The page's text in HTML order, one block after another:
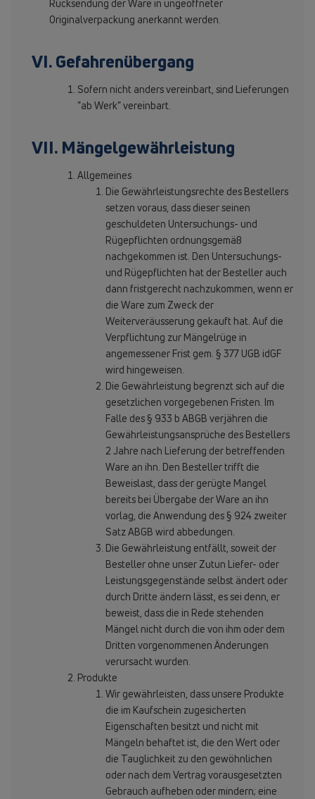
Rücksendung der Ware in ungeöffneter
Originalverpackung anerkannt werden.
VI. Gefahrenübergang
Sofern nicht anders vereinbart, sind Lieferungen
"ab Werk" vereinbart.
VII. Mängelgewährleistung
Allgemeines
Die Gewährleistungsrechte des Bestellers
setzen voraus, dass dieser seinen
geschuldeten Untersuchungs- und
Rügepflichten ordnungsgemäß
nachgekommen ist. Den Untersuchungs-
und Rügepflichten hat der Besteller auch
dann fristgerecht nachzukommen, wenn er
die Ware zum Zweck der
Weiterveräusserung gekauft hat. Auf die
Verpflichtung zur Mängelrüge in
angemessener Frist gem. § 377 UGB idGF
wird hingeweisen.
Die Gewährleistung begrenzt sich auf die
gesetzlichen vorgegebenen Fristen. Im
Falle des § 933 b ABGB verjähren die
Gewährleistungsansprüche des Bestellers
2 Jahre nach Lieferung der betreffenden
Ware an ihn. Den Besteller trifft die
Beweislast, dass der gerügte Mangel
bereits bei Übergabe der Ware an ihn
vorlag, die Anwendung des § 924 zweiter
Satz ABGB wird abbedungen.
Die Gewährleistung entfällt, soweit der
Besteller ohne unser Zutun Liefer- oder
Leistungsgegenstände selbst ändert oder
durch Dritte ändern lässt, es sei denn, er
beweist, dass die in Rede stehenden
Mängel nicht durch die von ihm oder dem
Dritten vorgenommenen Änderungen
verursacht wurden.
Produkte
Wir gewährleisten, dass unsere Produkte
die im Kaufschein zugesicherten
Eigenschaften besitzt und nicht mit
Mängeln behaftet ist, die den Wert oder
die Tauglichkeit zu den gewöhnlichen
oder nach dem Vertrag vorausgesetzten
Gebrauch aufheben oder mindern; eine